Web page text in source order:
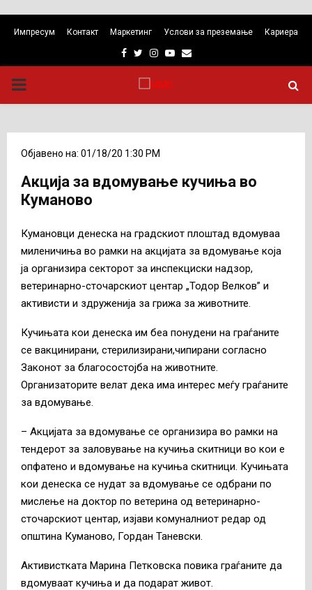
Импресум Контакт Маркетинг Услови за преземање Кариера
Facebook
TwitterInstagram
Youtube
Email
PRIMARY
Објавено на: 01/18/20 1:30 PM
Акција за вдомување кучиња во
Куманово
Кумановци денеска на градскиот плоштад вдомуваа
миленичиња во рамки на акцијата за вдомување која
ја организира секторот за инспекциски надзор,
ветеринарно-сточарскиот центар „Тодор Велков” и
активисти и здруженија за грижа за животните.
Кучињата кои денеска им беа понудени на граѓаните
се вакцинирани, стерилизирани,чипирани согласно
Законот за благосостојба на животните.
Организаторите велат дека има интерес меѓу граѓаните
за вдомување.
– Акцијата за вдомување се организира во рамки на
тендерот за заловување на кучиња скитници во кои е
опфатено и вдомување на кучиња скитници. Кучињата
кои денеска се нудат за вдомување се одбрани по
мислење на доктор по ветерина од ветеринарно-
сточарскиот центар, изјави комуналниот редар од
општина Куманово, Гордан Таневски.
Активистката Марина Петковска повика граѓаните да
вдомуваат кучиња и да подарат живот.